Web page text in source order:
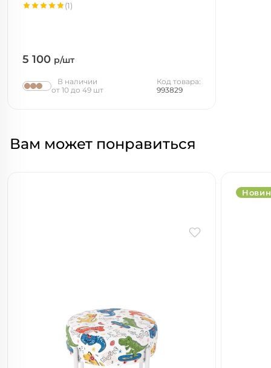
5 100 р/шт
(1)
В наличии
от 10 до 49 шт
Код товара:
993829
Вам может понравиться